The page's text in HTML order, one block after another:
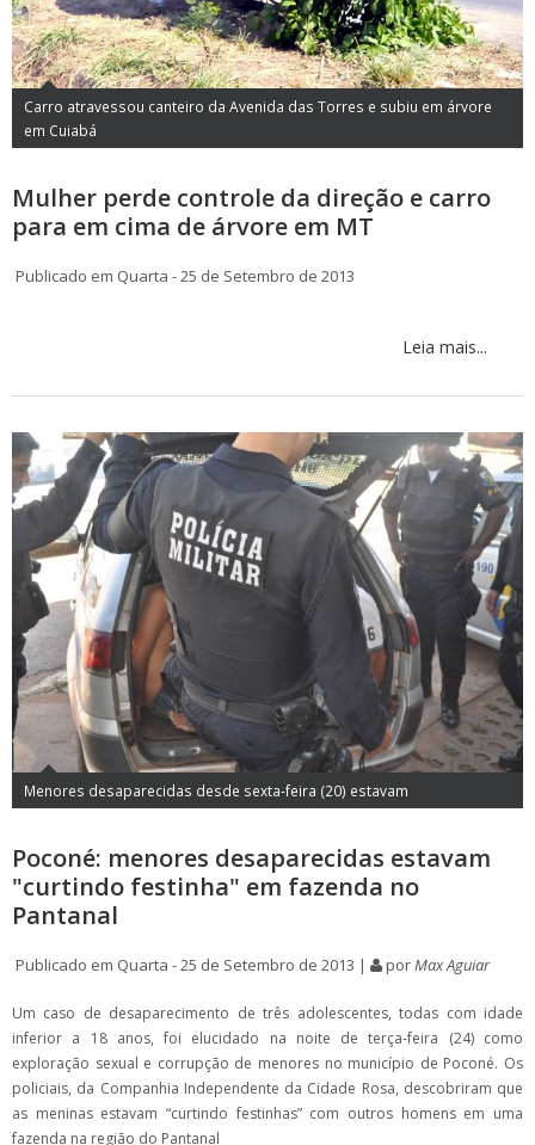
Carro atravessou canteiro da Avenida das Torres e subiu em árvore
em Cuiabá
Mulher perde controle da direção e carro
para em cima de árvore em MT
Publicado em Quarta - 25 de Setembro de 2013
Leia mais...
Menores desaparecidas desde sexta-feira (20) estavam
Poconé: menores desaparecidas estavam
"curtindo festinha" em fazenda no
Pantanal
Publicado em Quarta - 25 de Setembro de 2013 | porMax Aguiar
Um caso de desaparecimento de três adolescentes, todas com idade
inferior a 18 anos, foi elucidado na noite de terça-feira (24) como
exploração sexual e corrupção de menores no município de Poconé. Os
policiais, da Companhia Independente da Cidade Rosa, descobriram que
as meninas estavam “curtindo festinhas” com outros homens em uma
fazenda na região do Pantanal